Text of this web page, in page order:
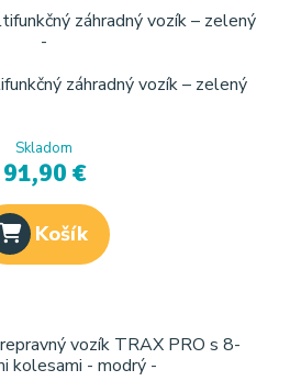
záhradný vozík – zelený
Skladom
91,90 €
Košík